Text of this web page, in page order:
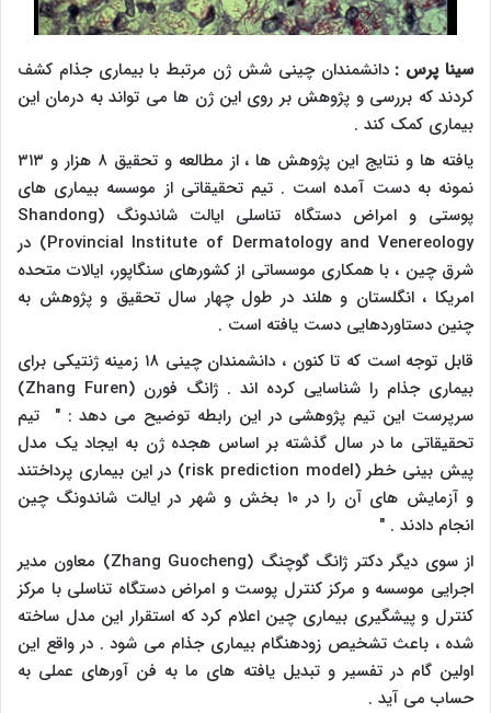
سینا پرس : دانشمندان چینی شش ژن مرتبط با بیماری جذام کشف
کردند که بررسی و پژوهش بر روی این ژن ها می تواند به درمان این
بیماری کمک کند .
یافته ها و نتایج این پژوهش ها ، از مطالعه و تحقیق ۸ هزار و ۳۱۳
نمونه به دست آمده است . تیم تحقیقاتی از موسسه بیماری های
پوستی و امراض دستگاه تناسلی ایالت شاندونگ (Shandong
Provincial Institute of Dermatology and Venereology) در
شرق چین ، با همکاری موسساتی از کشورهای سنگاپور، ایالات متحده
امریکا ، انگلستان و هلند در طول چهار سال تحقیق و پژوهش به
چنین دستاوردهایی دست یافته است .
قابل توجه است که تا کنون ، دانشمندان چینی ۱۸ زمینه ژنتیکی برای
بیماری جذام را شناسایی کرده اند . ژانگ فورن (Zhang Furen
)
سرپرست این تیم پژوهشی در این رابطه توضیح می دهد : " تیم
تحقیقاتی ما در سال گذشته بر اساس هجده ژن به ایجاد یک مدل
پیش بینی خطر (risk prediction model) در این بیماری پرداختند
و آزمایش های آن را در ۱۰ بخش و شهر در ایالت شاندونگ چین
انجام دادند . "
از سوی دیگر دکتر ژانگ گوچنگ (Zhang Guocheng) معاون مدیر
اجرایی موسسه و مرکز کنترل پوست و امراض دستگاه تناسلی با مرکز
کنترل و پیشگیری بیماری چین اعلام کرد که استقرار این مدل ساخته
شده ، باعث تشخیص زودهنگام بیماری جذام می شود . در واقع این
اولین گام در تفسیر و تبدیل یافته های ما به فن آورهای عملی به
حساب می آید .